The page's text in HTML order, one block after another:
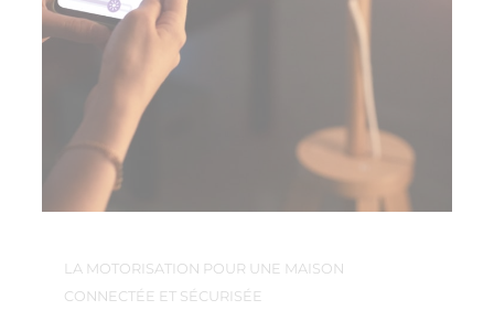
LA MOTORISATION POUR UNE MAISON
CONNECTÉE ET SÉCURISÉE